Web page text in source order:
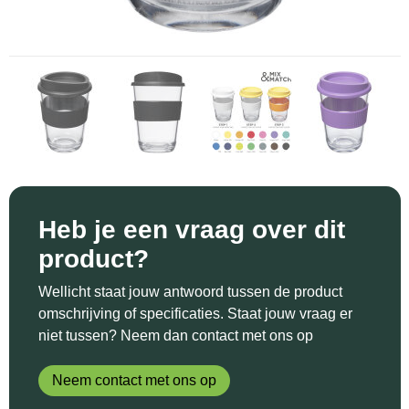
Snoepgoed
Spellen voor binnen en buiten
Sport
Themapakketten
Veiligheid, Auto en Fiets
Vrije tijd en Strand
Waterflesjes
Katoenen draagtassen
Koeltassen en Koelboxen
Koffers en Trolleys
Laptop hoezen en tassen
Matrozentassen
Opbergtassen
Opvouwbare tassen
Papieren tassen
Reflecterende polo's
Regenkleding
Restauranttextiel
Schoenen
Schorten en Sloven
Sweaters
T-Shirts
Veiligheidssignalering en Verlichting
T-Shirts
Vesten
Heb je een vraag over dit
product?
Wellicht staat jouw antwoord tussen de product
omschrijving of specificaties. Staat jouw vraag er
niet tussen? Neem dan contact met ons op
Neem contact met ons op